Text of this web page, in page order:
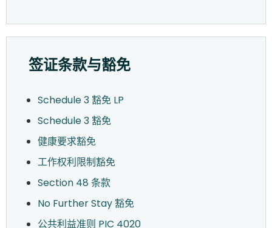
签证条款与豁免
Schedule 3 豁免 LP
Schedule 3 豁免
健康要求豁免
工作权利限制豁免
Section 48 条款
No Further Stay 豁免
公共利益准则 PIC 4020